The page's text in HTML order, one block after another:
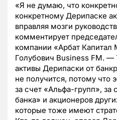
«Я не думаю, что
конкретному Дерипаске
вправляя мозги
комментирует
компании «Арбат
Голубович Business FM. —
активы Дерипаски от
не получится, потому что
за счет «Альфа-групп», за
банка» и акционеров
которые тоже имеют